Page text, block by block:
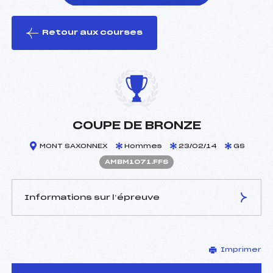
le ski
Retour aux courses
COUPE DE BRONZE
MONT SAXONNEX Hommes 23/02/14 GS
AMBM1071.FFS
Informations sur l’épreuve
MOENNE LOCCOZ JEAN
YVES (MB)
Imprimer